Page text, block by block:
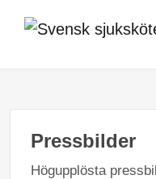
Pressbilder
Högupplösta